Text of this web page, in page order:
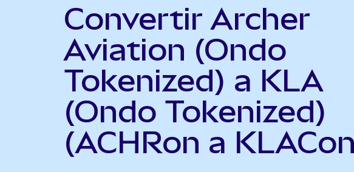
Convertir Archer
Aviation (Ondo
Tokenized) a KLA
(Ondo Tokenized)
(ACHRon a